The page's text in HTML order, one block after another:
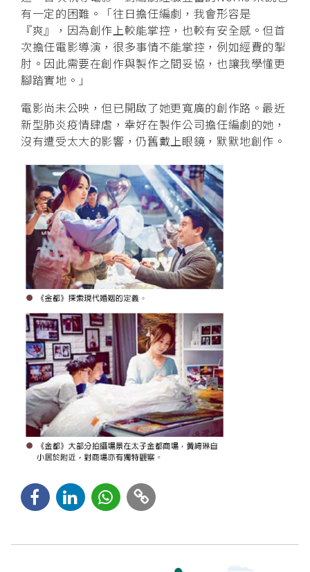
有一定的困難。「往日擔任編劇，我會形容是
『爽』，因為創作上較能掌控，也較有安全感。但首
次擔任電影導演，很多事情不能掌控，例如經費的掣
肘。因此需要在創作與製作之間妥協，也讓我學懂更
腳踏實地。」
電影尚未公映，但已開啟了她更寬廣的創作路。最近
新型肺炎疫情肆虐，幸好在製作公司擔任編劇的她，
沒有遭受太大的影響，仍舊戴上眼鏡，默默地創作。